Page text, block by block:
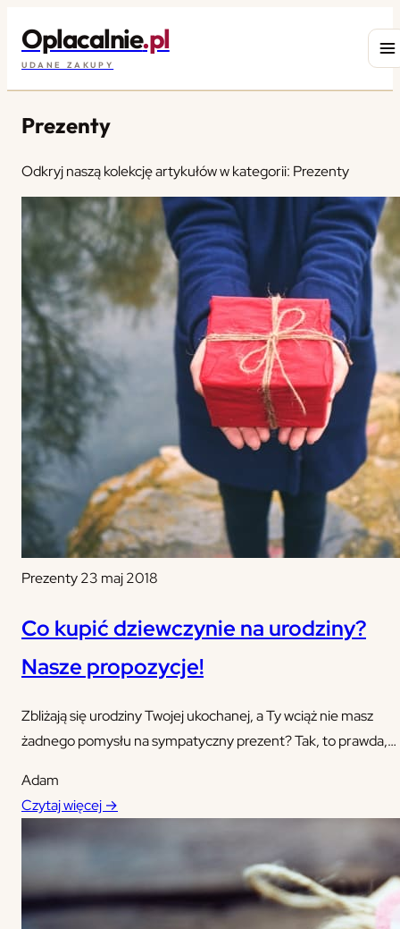
Oplacalnie.pl
UDANE ZAKUPY
Prezenty
Odkryj naszą kolekcję artykułów w kategorii: Prezenty
Prezenty23 maj 2018
Co kupić dziewczynie na urodziny?
Nasze propozycje!
Zbliżają się urodziny Twojej ukochanej, a Ty wciąż nie masz
żadnego pomysłu na sympatyczny prezent? Tak, to prawda,
skomplikowane.
Adam
Czytaj więcej →